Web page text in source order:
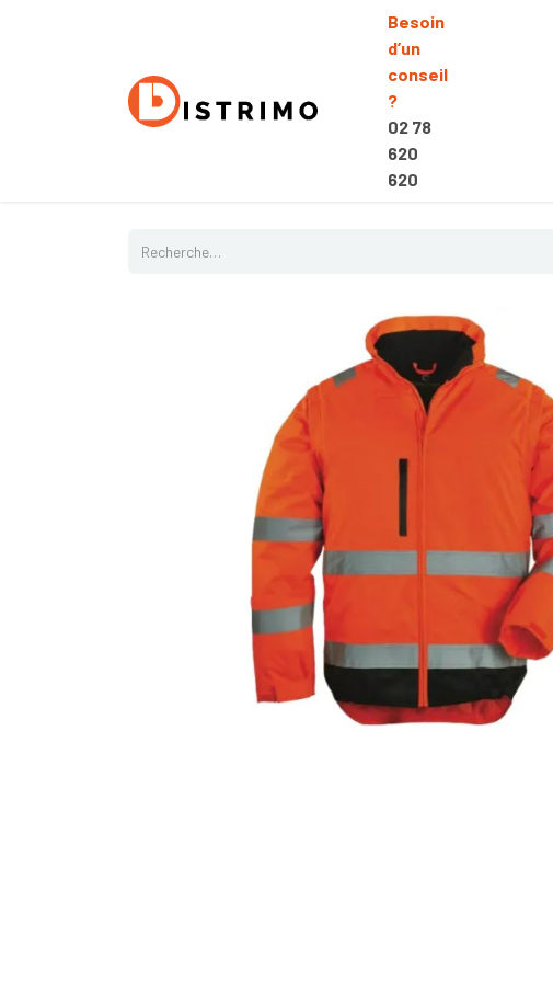
Besoin
d’un
conseil
?
02 78
620
620